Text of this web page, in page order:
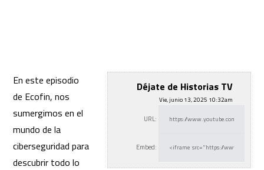
Déjate de Historias TV
Vie, junio 13, 2025 10:32am
URL:
Embed:
En este episodio
de Ecofin, nos
sumergimos en el
mundo de la
ciberseguridad para
descubrir todo lo